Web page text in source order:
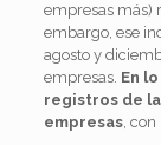
empresas más)
embargo, ese
agosto y
empresas. En
registros de
empresas, con